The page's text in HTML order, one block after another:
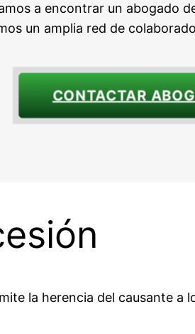
a encontrar un abogado
un amplia red de
CONTACTAR
la herencia del causante a